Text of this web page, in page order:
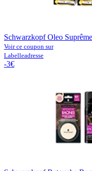
Schwarzkopf Oleo Suprême
Voir ce coupon sur
Labelleadresse
-3€